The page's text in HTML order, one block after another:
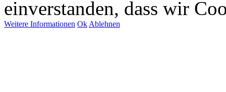
einverstanden, dass wir
Weitere Informationen Ok Ablehnen